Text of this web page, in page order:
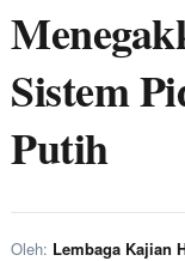
Sistem
Putih
Oleh: Lembaga Kajian